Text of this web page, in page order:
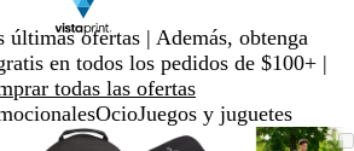
últimas ofertas | Además, obtenga
en todos los pedidos de $100+ |
todas las ofertas
OcioJuegos y juguetes
Imagen
Ampliado
Haga
Use
Imagen
Ampliado
Haga
Use
Haga
Use